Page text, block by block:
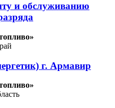
и обслуживанию
г. Армавир